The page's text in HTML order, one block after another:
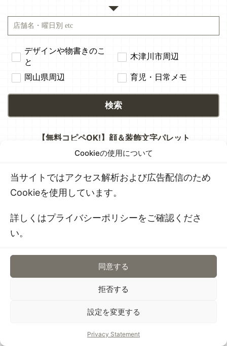
Cookieの使用について
当サイトではアクセス解析および広告配信のため
Cookieを使用しています。
詳しくはプライバシーポリシーをご確認くださ
い。
同意する
拒否する
設定を変更する
Privacy Statement
デザインや物書きのこ
と
木津川市周辺
岡山県周辺 育児・日常メモ
検索
【無料コピペOK!】顔＆装飾文字パレット